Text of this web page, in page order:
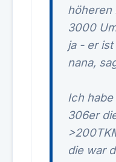
höheren
3000
ja - er ist
nana,
Ich
306er
die war